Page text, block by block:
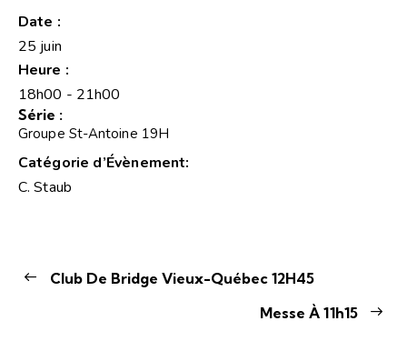
Date :
25 juin
Heure :
18h00 - 21h00
Série :
Groupe St-Antoine 19H
Catégorie d’Évènement:
C. Staub
Club De Bridge Vieux-Québec 12H45
Messe À 11h15